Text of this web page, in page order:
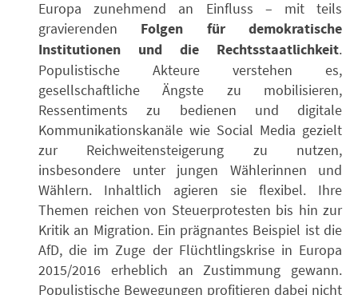
Europa zunehmend an Einfluss – mit teils
gravierenden Folgen für demokratische
Institutionen und die Rechtsstaatlichkeit.
Populistische Akteure verstehen es,
gesellschaftliche Ängste zu mobilisieren,
Ressentiments zu bedienen und digitale
Kommunikationskanäle wie Social Media gezielt
zur Reichweitensteigerung zu nutzen,
insbesondere unter jungen Wählerinnen und
Wählern. Inhaltlich agieren sie flexibel. Ihre
Themen reichen von Steuerprotesten bis hin zur
Kritik an Migration. Ein prägnantes Beispiel ist die
AfD, die im Zuge der Flüchtlingskrise in Europa
2015/2016 erheblich an Zustimmung gewann.
Populistische Bewegungen profitieren dabei nicht